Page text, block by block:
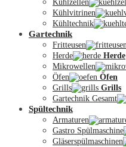
Kühlzellen
Kühlvitrinen
Kühltechnik
Gartechnik
Fritteusen
Herde
Herde
Mikrowellen
Öfen
Öfen
Grills
Grills
Gartechnik Gesamt
Spültechnik
Armaturen
Gastro Spülmaschine
Gläserspülmaschinen